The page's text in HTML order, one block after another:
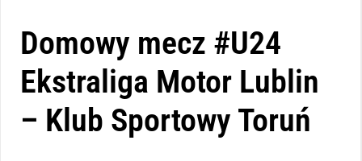
Domowy mecz #U24
Ekstraliga Motor Lublin
– Klub Sportowy Toruń